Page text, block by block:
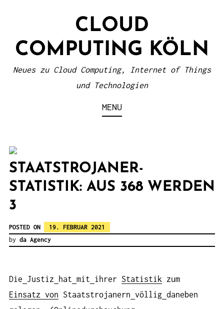
CLOUD
COMPUTING KÖLN
Neues zu Cloud Computing, Internet of Things
und Technologien
MENU
STAATSTROJANER-
STATISTIK: AUS 368 WERDEN
3
POSTED ON
19. FEBRUAR 2021
by da Agency
Die Justiz hat mit ihrer Statistik zum
Einsatz von Staatstrojanern völlig daneben